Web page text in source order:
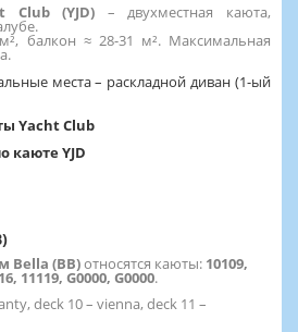
(YJD) – двухместная каюта,
балкон ≈ 28-31 м². Максимальная
места – раскладной диван (1-ый
Yacht Club
каюте YJD
Bella (BB)относятся каюты: 10109,
11119, G0000, G0000.
deck 10 – vienna, deck 11 –